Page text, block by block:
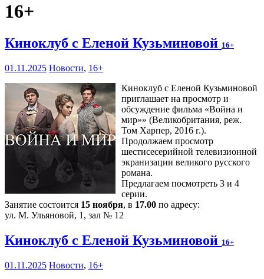
16+
Киноклуб с Еленой Кузьминовой 16+
01.11.2025 Новости, 16+
Киноклуб с Еленой Кузьминовой
приглашает на просмотр и
обсуждение фильма «Война и
мир»» (Великобритания, реж.
Том Харпер, 2016 г.).
Продолжаем просмотр
шестисесерийной телевизионной
экранизации великого русского
романа.
Предлагаем посмотреть 3 и 4
серии.
Занятие состоится 15 ноября, в 17.00 по адресу:
ул. М. Ульяновой, 1, зал № 12
Киноклуб с Еленой Кузьминовой 16+
01.11.2025 Новости, 16+